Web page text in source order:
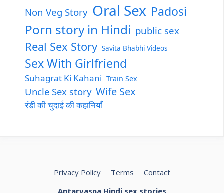
Non Veg Story Oral Sex Padosi
Porn story in Hindi public sex
Real Sex Story Savita Bhabhi Videos
Sex With Girlfriend
Suhagrat Ki Kahani Train Sex
Uncle Sex story Wife Sex
रंडी की चुदाई की कहानियाँ
Privacy Policy Terms
Contact
Antarvasna Hindi sex stories